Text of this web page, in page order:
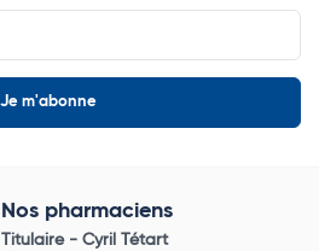
Nos pharmaciens
Titulaire - Cyril Tétart